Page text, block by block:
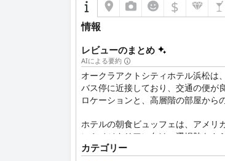
$
情報
レビューのまとめ
AIによる要約
オークラアクトシティホテル浜松は
バス停に近接しており、交通の便が
ロケーションと、高層階の部屋から
ホテルの朝食ビュッフェは、アメリ
ンやベジタリアン向けの選択肢をさ
その品質が高く評価されていますが
カテゴリー